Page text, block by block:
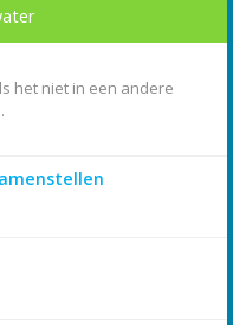
het niet in een andere